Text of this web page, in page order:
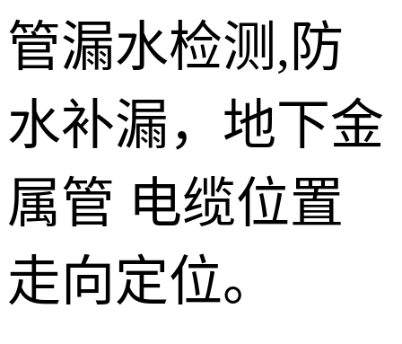
管漏水检测,防
水补漏，地下金
属管 电缆位置
走向定位。